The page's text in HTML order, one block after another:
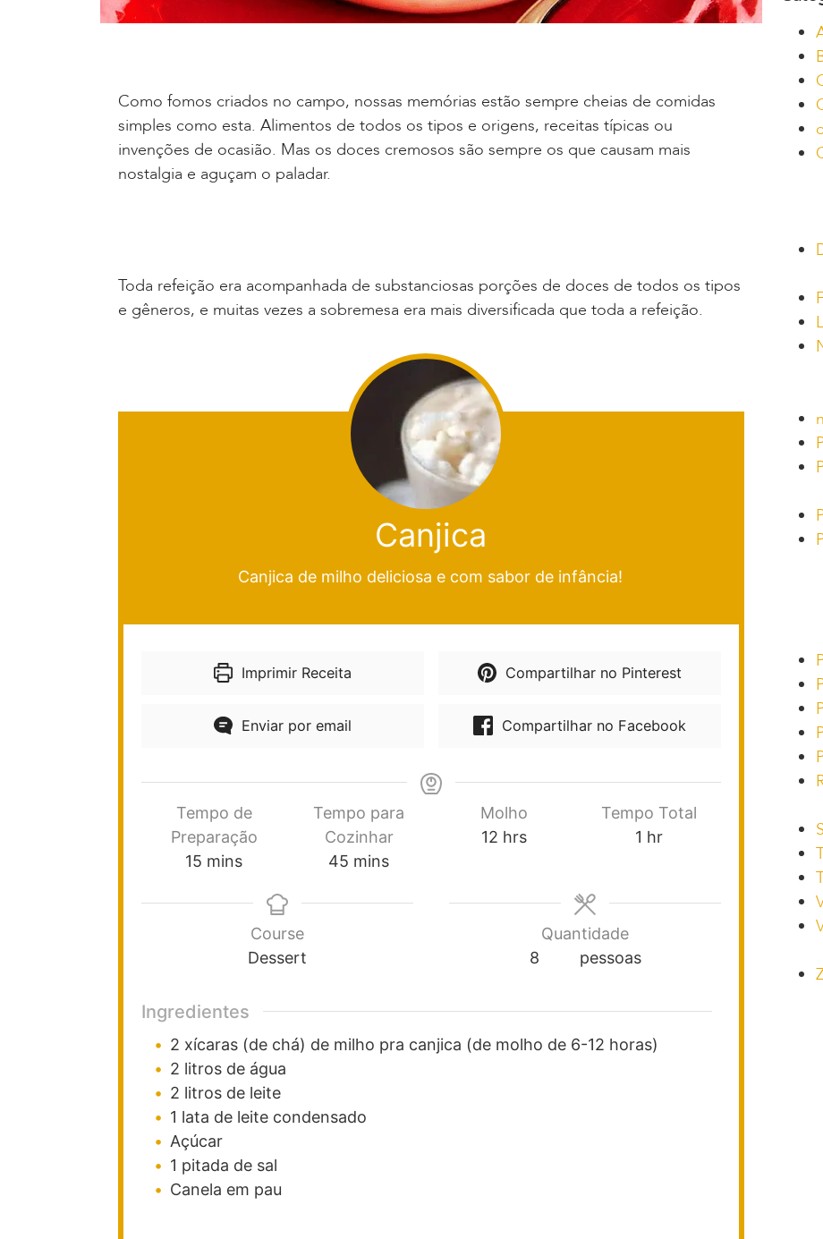
Como fomos criados no campo, nossas memórias estão sempre cheias de comidas
simples como esta. Alimentos de todos os tipos e origens, receitas típicas ou
invenções de ocasião. Mas os doces cremosos são sempre os que causam mais
nostalgia e aguçam o paladar.
Toda refeição era acompanhada de substanciosas porções de doces de todos os tipos
e gêneros, e muitas vezes a sobremesa era mais diversificada que toda a refeição.
Canjica
Canjica de milho deliciosa e com sabor de infância!
Imprimir Receita Compartilhar no Pinterest
Enviar por email Compartilhar no Facebook
Tempo de
Preparação
15 mins
Tempo para
Cozinhar
45 mins
Molho
12 hrs
Tempo Total
1 hr
Course
Dessert
Quantidade
8
pessoas
Ingredientes
2 xícaras (de chá) de milho pra canjica (de molho de 6-12 horas)
2 litros de água
2 litros de leite
1 lata de leite condensado
Açúcar
1 pitada de sal
Canela em pau